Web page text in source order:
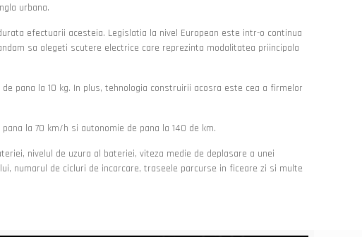
urbana.
efectuarii acesteia. Legislatia la nivel European este intr-o continua
sa alegeti scutere electrice care reprezinta modalitatea priincipala
pana la 10 kg. In plus, tehnologia construirii acosra este cea a firmelor
la 70 km/h si autonomie de pana la 140 de km.
nivelul de uzura al bateriei, viteza medie de deplasare a unei
numarul de cicluri de incarcare, traseele parcurse in ficeare zi si multe